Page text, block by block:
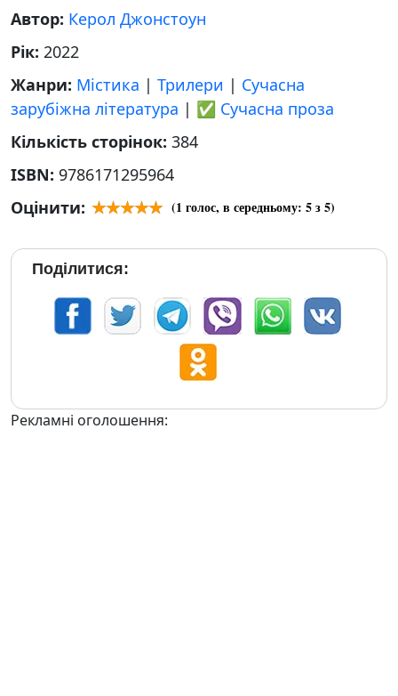
Автор: Керол Джонстоун
Рік: 2022
Жанри: Містика | Трилери | Сучасна
зарубіжна література | ✅ Сучасна проза
Кількість сторінок: 384
ISBN: 9786171295964
Оцінити:
(1 голос, в середньому: 5з 5)
Поділитися:
Рекламні оголошення: